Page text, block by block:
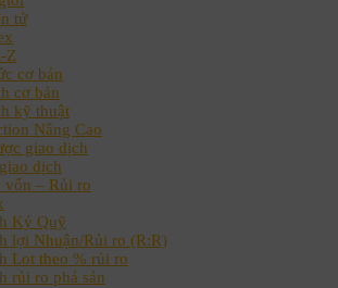
tử
Z
cơ bản
cơ bản
kỹ thuật
Nâng Cao
giao dịch
dịch
vốn – Rủi ro
Ký Quỹ
lợi Nhuận/Rủi ro (R:R)
Lot theo % rủi ro
rủi ro phá sản